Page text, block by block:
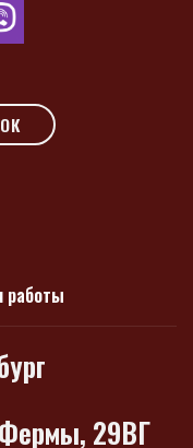
работы
29ВГ